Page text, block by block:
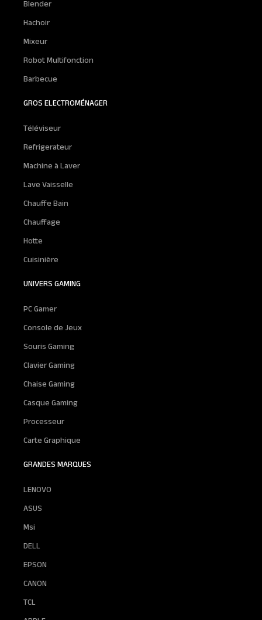
Blender
Hachoir
Mixeur
Robot Multifonction
Barbecue
GROS ELECTROMÉNAGER
Téléviseur
Refrigerateur
Machine à Laver
Lave Vaisselle
Chauffe Bain
Chauffage
Hotte
Cuisinière
UNIVERS GAMING
PC Gamer
Console de Jeux
Souris Gaming
Clavier Gaming
Chaise Gaming
Casque Gaming
Processeur
Carte Graphique
GRANDES MARQUES
LENOVO
ASUS
Msi
DELL
EPSON
CANON
TCL